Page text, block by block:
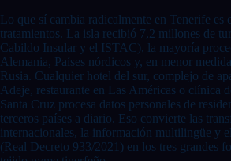
Lo que sí cambia radicalmente en Tenerife es
tratamientos. La isla recibió 7,2 millones de
Cabildo Insular y el ISTAC), la mayoría
Alemania, Países nórdicos y, en menor
Rusia. Cualquier hotel del sur, complejo de
Adeje, restaurante en Las Américas o clínica
Santa Cruz procesa datos personales de
terceros países a diario. Eso convierte las
internacionales, la información multilingüe y
(Real Decreto 933/2021) en los tres grandes